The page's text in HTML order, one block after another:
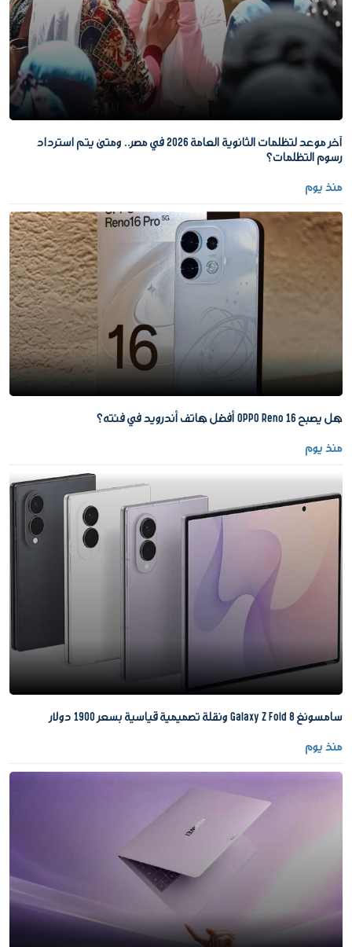
آخر موعد لتظلمات الثانوية العامة 2026 في مصر.. ومتى يتم استرداد
رسوم التظلمات؟
منذ يوم
هل يصبح OPPO Reno 16 أفضل هاتف أندرويد في فئته؟
منذ يوم
سامسونغ Galaxy Z Fold 8 ونقلة تصميمية قياسية بسعر 1900 دولار
منذ يوم